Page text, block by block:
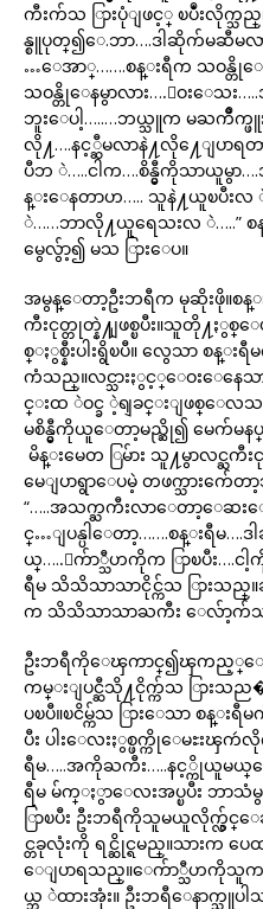
ကီးက်သ ြားပုံျဖင့္ ၿပဳံးလိုက္သ
န္စူပုတ္၍ေ.ဘာ….ဒါဆိုက်မဆီမလာ
…ေအာ္…….စန္းရီက သဝန္တိုေ
သဝန္တိုေနမွာလား….ေဝးေသး
ဘူးေပါ့…..…ဘယ္သူက မႀကိဳက္ဖူ
လို႔….နင့္ဆီမလာနဲ႔လို႔ေျပာရ
ပီဘ ဲ…..ငါက….စိန္မွီကိုသာယူမွာ
န္းေနတာဟ….. သူနဲ႔ယူၿပီးလ
……ဘာလို႔ယူရေသးလ ဲ…..” စ
မွေလွ်ာ့၍ မသ ြားေပ။
အမွန္ေတာ့ဦးဘရီက မုဆိုးဖို။စ
ကီးငုတ္တုတ္နဲ႔ျဖစ္ၿပီး။သူတို႔
စ္ႏွစ္နီးပါးရွိၿပီ။ လွေသာ စန္
ကံသည္။လင္သားႏွင့္ေဝးေနေသ
င္းထ ဲဝင္ခ ဲ့ရျခင္းျဖစ္ေ
မစိန္မွီကိုယူေတာ့မည္ဆို၍ မေက်မ
မိန္းမေတ ြမ်ား သူ႔မွာလင္ႀ
မေျပာရွာေပမဲ့ တဖက္သားက်ေ
“…..အသက္ႀကီးလာေတာ့ေဆးေ
င္…ျပန္ပါေတာ့…….စန္းရီမ….
ယ္…..ေက်ာ္သီဟကိုက ြာၿပီး….ငါ့
ရီမ သိသိသာသာငိုင္က်သ ြားသည္
က သိသိသာသာႀကီး ေလ်ာ့က်သ
ဦးဘရီကိုေၾကာင္၍ၾကည့္ေ
ကမ္းျပင္ဆီသို႔ငိုက္က်သ ြားသ
ပၿပီ။ၿငိမ္က်သ ြားေသာ စန္းရီ
ပီး ပါးေလးႏွစ္ဖက္ကိုေမႊးၾ
ရီမ…..အကိုႀကီး…..နင့္ကိုယူမယ္ေ
ရီမ မ်က္ႏွာေလးအပ္ၿပီး ဘာ
ြာၿပီး ဦးဘရီကိုသူမယူလိုက္လွ်င္
င္တခုလုံးကို ရင္ဆိုင္ရမည္။သားက ပ
ေျပာရသည္။ေက်ာ္သီဟကိုသူက ြ
ယ္ဘ ဲထားအုံး။ ဦးဘရီေနာက္သူပ